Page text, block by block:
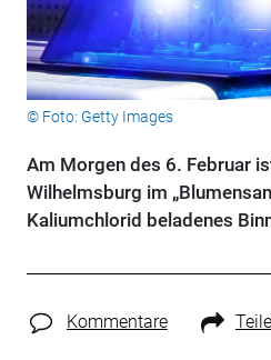
© Foto: Getty Images
Am Morgen des 6. Februar
Wilhelmsburg im
Kaliumchlorid beladenes
Kommentare